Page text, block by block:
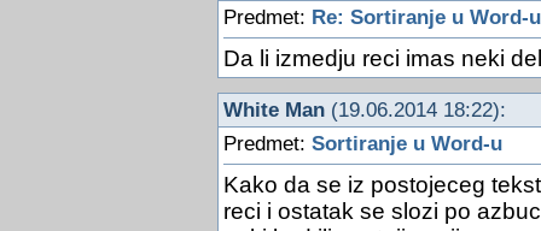
Predmet: Re: Sortiranje u Word-u
Da li izmedju reci imas neki
White Man(19.06.2014 18:22):
Predmet: Sortiranje u Word-u
Kako da se iz postojeceg
reci i ostatak se slozi po